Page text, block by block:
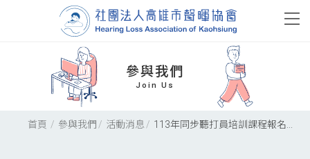
參與我們
Join Us
首頁 參與我們 活動消息 113年同步聽打員培訓課程報名...